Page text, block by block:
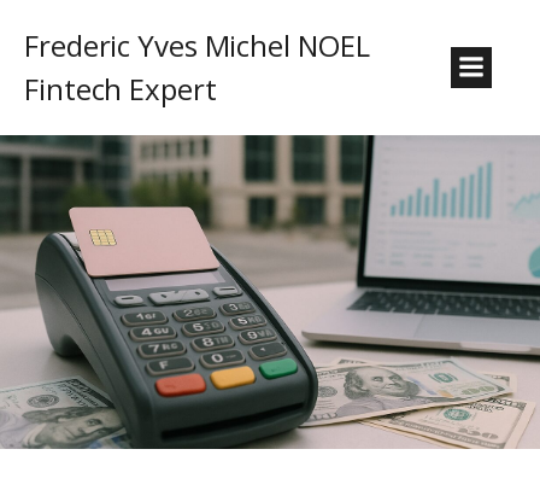
Frederic Yves Michel NOEL
Fintech Expert